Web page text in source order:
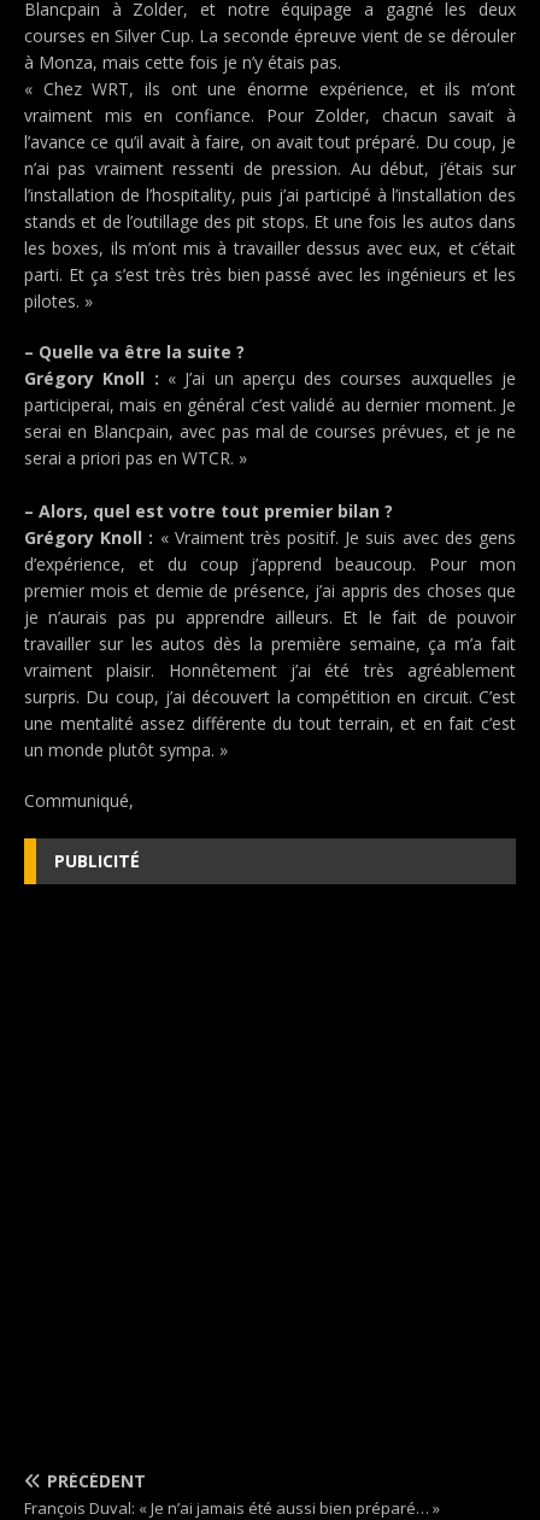
Blancpain à Zolder, et notre équipage a gagné les deux
courses en Silver Cup. La seconde épreuve vient de se dérouler
à Monza, mais cette fois je n’y étais pas.
« Chez WRT, ils ont une énorme expérience, et ils m’ont
vraiment mis en confiance. Pour Zolder, chacun savait à
l’avance ce qu’il avait à faire, on avait tout préparé. Du coup, je
n’ai pas vraiment ressenti de pression. Au début, j’étais sur
l’installation de l’hospitality, puis j’ai participé à l’installation des
stands et de l’outillage des pit stops. Et une fois les autos dans
les boxes, ils m’ont mis à travailler dessus avec eux, et c’était
parti. Et ça s’est très très bien passé avec les ingénieurs et les
pilotes. »
– Quelle va être la suite ?
Grégory Knoll : « J’ai un aperçu des courses auxquelles je
participerai, mais en général c’est validé au dernier moment. Je
serai en Blancpain, avec pas mal de courses prévues, et je ne
serai a priori pas en WTCR. »
– Alors, quel est votre tout premier bilan ?
Grégory Knoll : « Vraiment très positif. Je suis avec des gens
d’expérience, et du coup j’apprend beaucoup. Pour mon
premier mois et demie de présence, j’ai appris des choses que
je n’aurais pas pu apprendre ailleurs. Et le fait de pouvoir
travailler sur les autos dès la première semaine, ça m’a fait
vraiment plaisir. Honnêtement j’ai été très agréablement
surpris. Du coup, j’ai découvert la compétition en circuit. C’est
une mentalité assez différente du tout terrain, et en fait c’est
un monde plutôt sympa. »
Communiqué,
PUBLICITÉ
PRÉCÉDENT
François Duval: « Je n’ai jamais été aussi bien préparé… »